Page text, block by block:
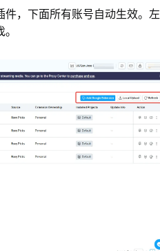
件，下面所有账号自动生效。左